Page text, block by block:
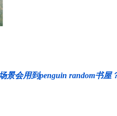
景会用到penguin random书屋